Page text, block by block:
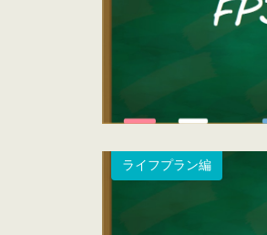
ライフプラン編